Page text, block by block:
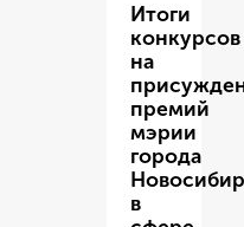
Итоги
конкурсов
на
премий
мэрии
города
в